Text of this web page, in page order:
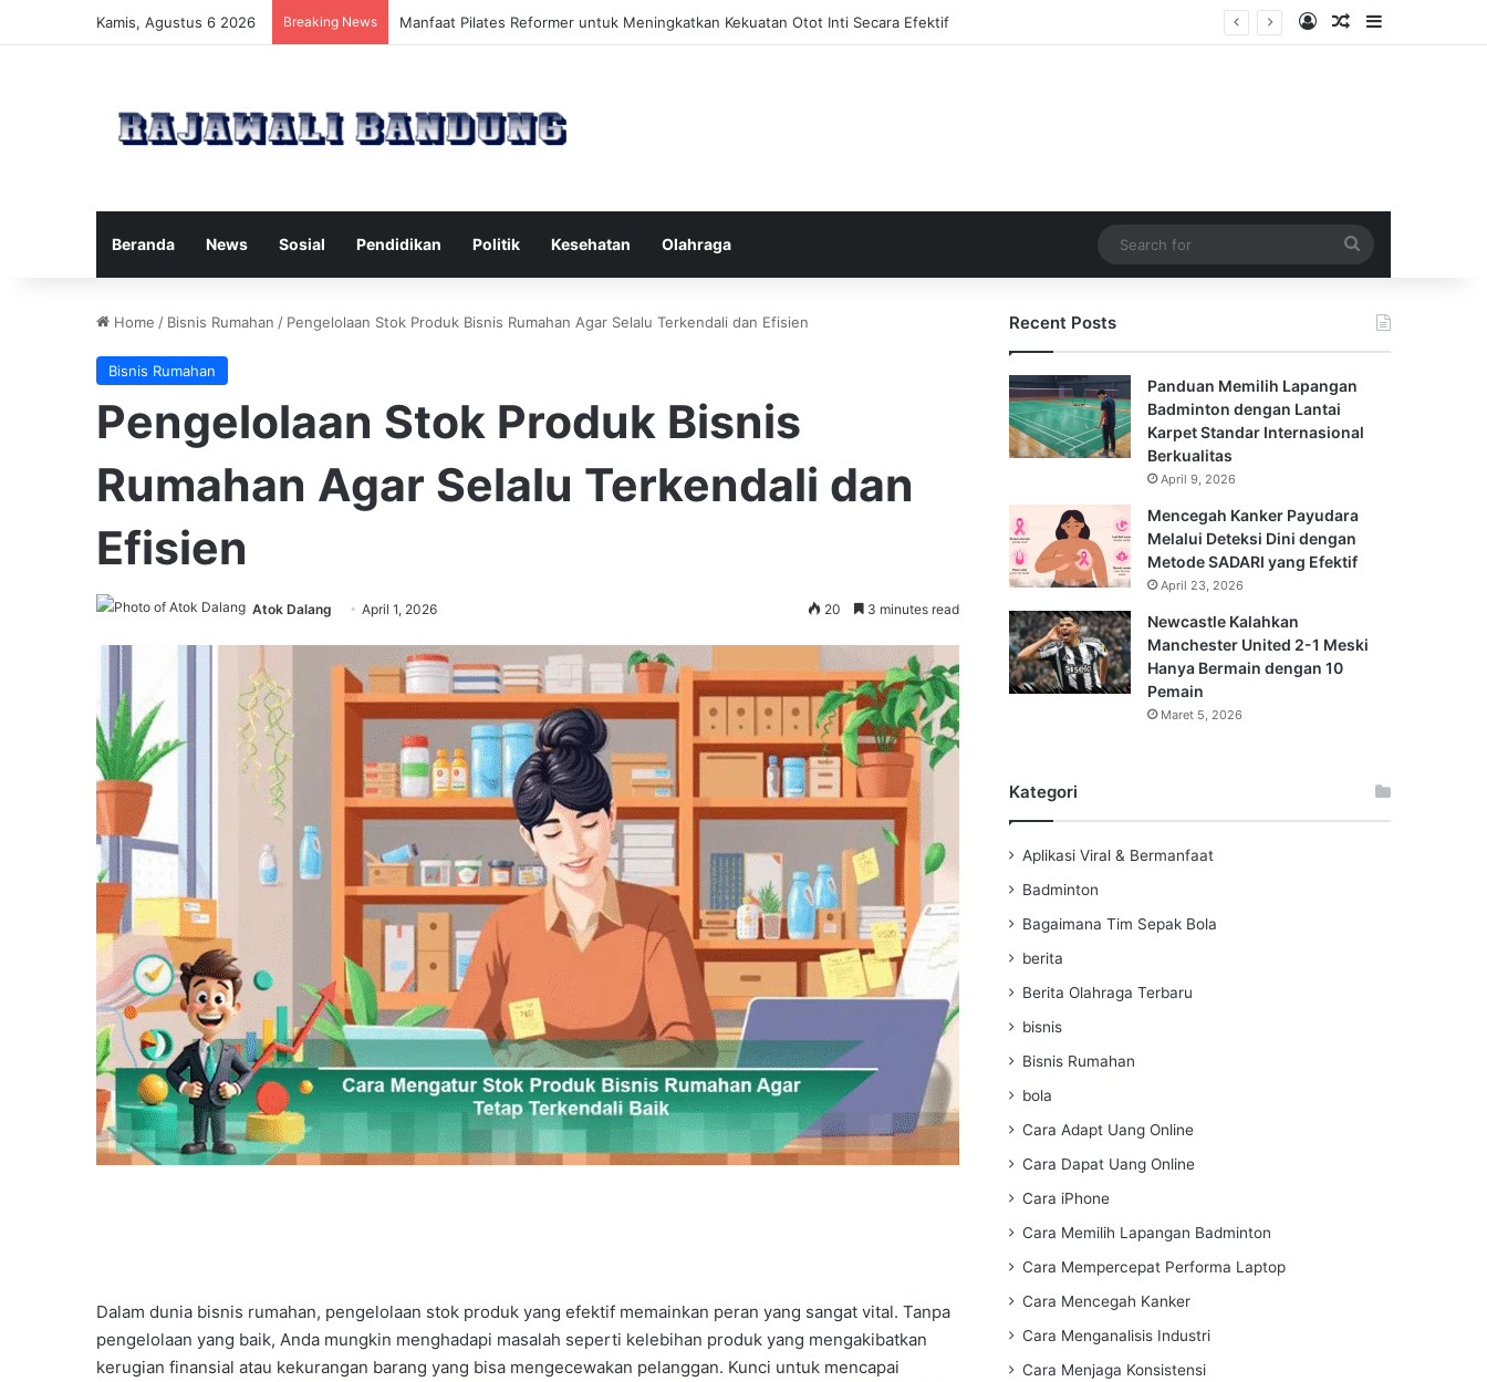
Kamis, Agustus 6 2026 Breaking News Dampak Tinggal di Rumah Tak Layak Terhadap Kesehatan dan Kualitas Hidup Sehari-hari Log InRandom Article
Sidebar
Beranda News Sosial Pendidikan Politik Kesehatan Olahraga
for
Home / Bisnis Rumahan / Pengelolaan Stok Produk Bisnis Rumahan Agar Selalu Terkendali dan Efisien
Bisnis Rumahan
Pengelolaan Stok Produk Bisnis
Rumahan Agar Selalu Terkendali dan
Efisien
Atok Dalang April 1, 2026 20 3 minutes read
Dalam dunia bisnis rumahan, pengelolaan stok produk yang efektif memainkan peran yang sangat vital. Tanpa
pengelolaan yang baik, Anda mungkin menghadapi masalah seperti kelebihan produk yang mengakibatkan
kerugian finansial atau kekurangan barang yang bisa mengecewakan pelanggan. Kunci untuk mencapai
Recent Posts
Panduan Memilih Lapangan
Badminton dengan Lantai
Karpet Standar Internasional
Berkualitas
April 9, 2026
Mencegah Kanker Payudara
Melalui Deteksi Dini dengan
Metode SADARI yang Efektif
April 23, 2026
Newcastle Kalahkan
Manchester United 2-1 Meski
Hanya Bermain dengan 10
Pemain
Maret 5, 2026
Kategori
Aplikasi Viral & Bermanfaat
Badminton
Bagaimana Tim Sepak Bola
berita
Berita Olahraga Terbaru
bisnis
Bisnis Rumahan
bola
Cara Adapt Uang Online
Cara Dapat Uang Online
Cara iPhone
Cara Memilih Lapangan Badminton
Cara Mempercepat Performa Laptop
Cara Mencegah Kanker
Cara Menganalisis Industri
Cara Menjaga Konsistensi